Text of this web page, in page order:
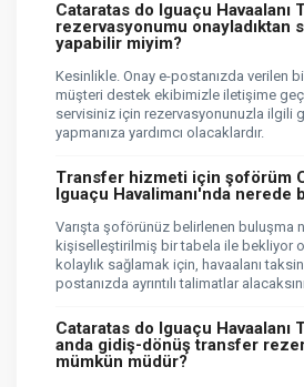
Cataratas do Iguaçu Havaalanı
rezervasyonumu onayladıktan
yapabilir miyim?
Kesinlikle. Onay e-postanızda verilen
müşteri destek ekibimizle iletişime
servisiniz için rezervasyonunuzla ilgili
yapmanıza yardımcı olacaklardır.
Transfer hizmeti için şoförüm
Iguaçu Havalimanı'nda nerede
Varışta şoförünüz belirlenen buluşma
kişiselleştirilmiş bir tabela ile bekliyor
kolaylık sağlamak için, havaalanı
postanızda ayrıntılı talimatlar
Cataratas do Iguaçu Havaalanı
anda gidiş-dönüş transfer
mümkün müdür?